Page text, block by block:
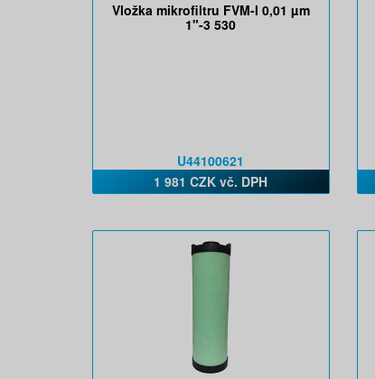
Vložka mikrofiltru FVM-I 0,01 µm
1"-3 530
U44100621
1 981 CZK vč. DPH